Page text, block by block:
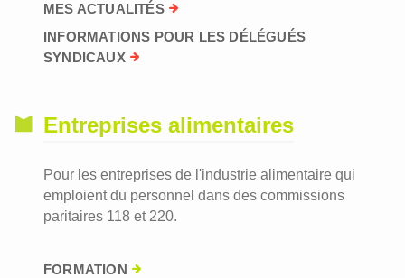
MES ACTUALITÉS
INFORMATIONS POUR LES DÉLÉGUÉS
SYNDICAUX
Entreprises alimentaires
Pour les entreprises de l'industrie alimentaire qui
emploient du personnel dans des commissions
paritaires 118 et 220.
FORMATION